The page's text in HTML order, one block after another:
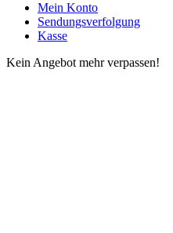
Mein Konto
Sendungsverfolgung
Kasse
Kein Angebot mehr verpassen!